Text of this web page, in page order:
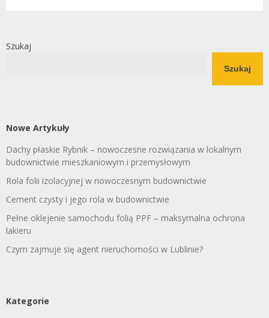
Szukaj
Szukaj
Nowe Artykuły
Dachy płaskie Rybnik – nowoczesne rozwiązania w lokalnym
budownictwie mieszkaniowym i przemysłowym
Rola folii izolacyjnej w nowoczesnym budownictwie
Cement czysty i jego rola w budownictwie
Pełne oklejenie samochodu folią PPF – maksymalna ochrona
lakieru
Czym zajmuje się agent nieruchomości w Lublinie?
Kategorie